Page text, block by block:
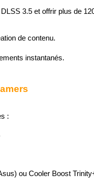
3.5 et offrir plus de
de contenu.
instantanés.
:
ou Cooler Boost